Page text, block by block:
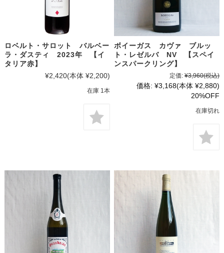
ロベルト・サロット バルベー
ラ・ダスティ 2023年 【イ
タリア赤】
¥2,420(本体 ¥2,200)
在庫 1本
ボイーガス カヴァ ブルッ
ト・レゼルバ NV 【スペイ
ンスパークリング】
定価: ¥3,960(税込)
価格: ¥3,168(本体 ¥2,880)
20%OFF
在庫切れ